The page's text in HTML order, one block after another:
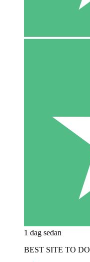
1 dag sedan
BEST SITE TO